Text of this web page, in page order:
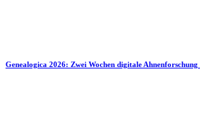
Genealogica 2026: Zwei Wochen digitale